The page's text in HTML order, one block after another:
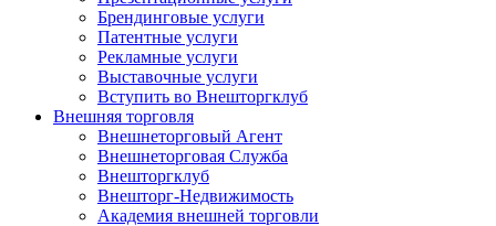
Брендинговые услуги
Патентные услуги
Рекламные услуги
Выставочные услуги
Вступить во Внешторгклуб
Внешняя торговля
Внешнеторговый Агент
Внешнеторговая Служба
Внешторгклуб
Внешторг-Недвижимость
Академия внешней торговли